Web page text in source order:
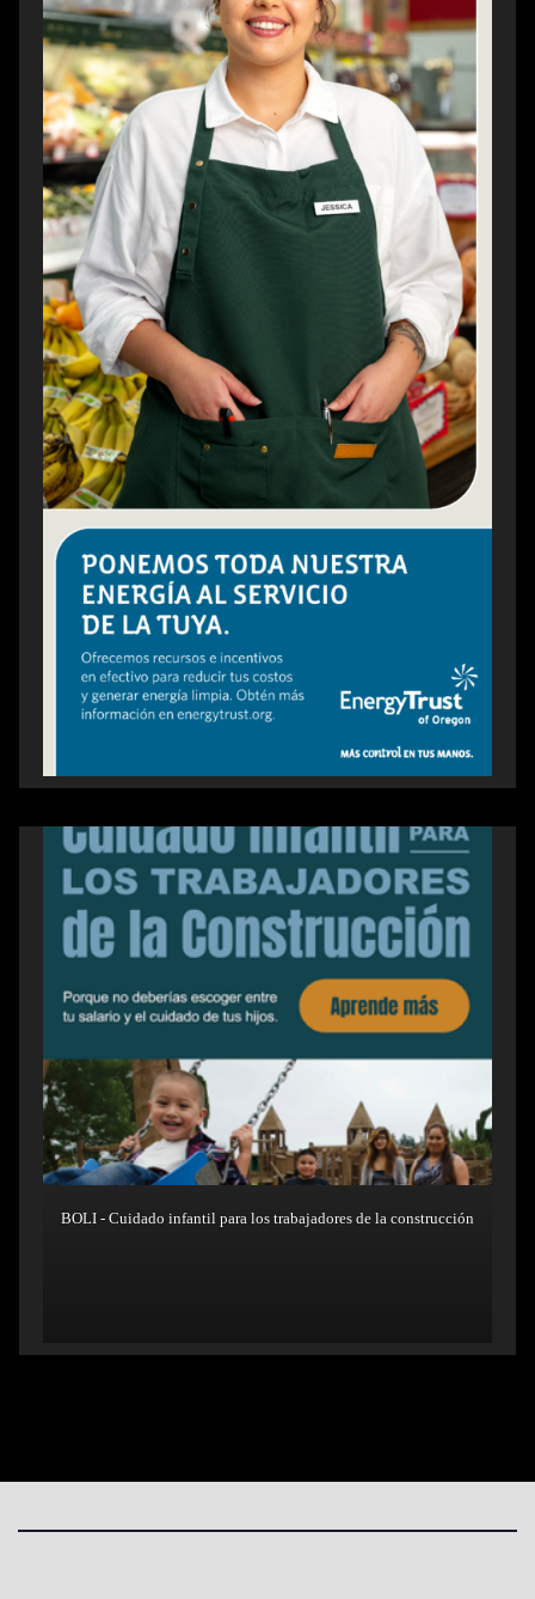
BOLI - Cuidado infantil para los trabajadores de la construcción